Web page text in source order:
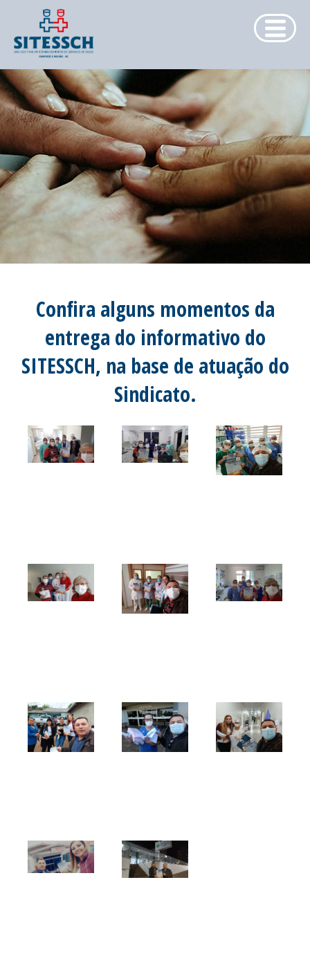
-
INICIAL
O SITESSCH
NOTÍCIAS
EDITAIS
JORNAL
FILIAÇÕES
CONVÊNIOS
FOTOS
CONVENÇÕES
CONTATO
Confira alguns momentos da
entrega do informativo do
SITESSCH, na base de atuação do
Sindicato.